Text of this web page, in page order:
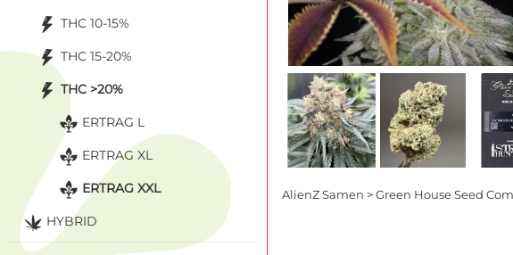
AlienZ Samen > Green House Seed
THC 10-15%
THC 15-20%
THC >20%
ERTRAG L
ERTRAG XL
ERTRAG XXL
HYBRID